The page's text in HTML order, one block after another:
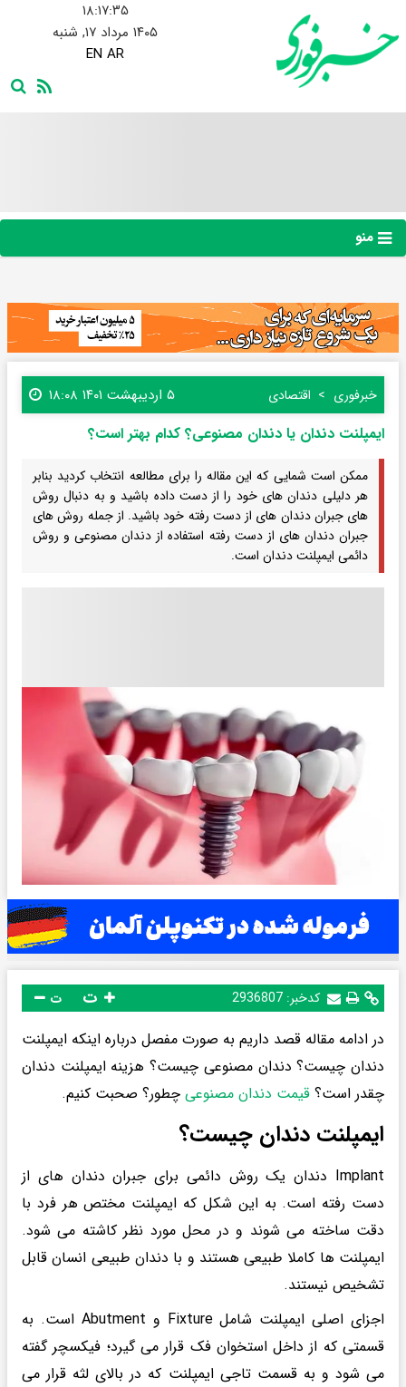
۱۸:۱۷:۳۶
۱۴۰۵ مرداد ۱۷, شنبه
EN AR
منو
خبرفوری اقتصادی ۵ اردیبهشت ۱۴۰۱ ۱۸:۰۸
ایمپلنت دندان یا دندان مصنوعی؟ کدام بهتر است؟
ممکن است شمایی که این مقاله را برای مطالعه انتخاب کردید بنابر
هر دلیلی دندان های خود را از دست داده باشید و به دنبال روش
های جبران دندان های از دست رفته خود باشید. از جمله روش های
جبران دندان های از دست رفته استفاده از دندان مصنوعی و روش
دائمی ایمپلنت دندان است.
کدخبر: 2936807 ت
در ادامه مقاله قصد داریم به صورت مفصل درباره اینکه ایمپلنت
دندان چیست؟ دندان مصنوعی چیست؟ هزینه ایمپلنت دندان
چقدر است؟ قیمت دندان مصنوعی چطور؟ صحبت کنیم.
ایمپلنت دندان چیست؟
Implant دندان یک روش دائمی برای جبران دندان های از
دست رفته است. به این شکل که ایمپلنت مختص هر فرد با
دقت ساخته می شوند و در محل مورد نظر کاشته می شود.
ایمپلنت ها کاملا طبیعی هستند و با دندان طبیعی انسان قابل
تشخیص نیستند.
اجزای اصلی ایمپلنت شامل Fixture و Abutment است. به
قسمتی که از داخل استخوان فک قرار می گیرد؛ فیکسچر گفته
می شود و به قسمت تاجی ایمپلنت که در بالای لثه قرار می